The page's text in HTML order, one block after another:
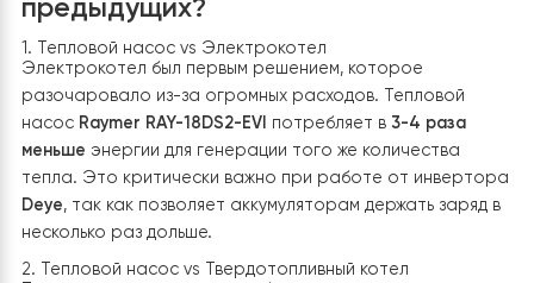
существенно снизить тепловые потери при
транспортировке теплоносителя и повысить общую
энергоэффективность системы.
Автоматический контроль и безопасная
эксплуатация
Для стабильной работы бойлер оснащён